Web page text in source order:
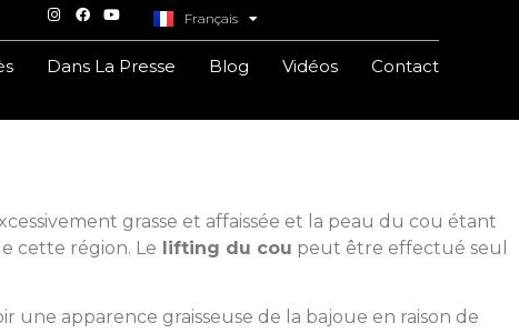
Français
Italiano
Dans La Presse Blog Vidéos Contact
grasse et affaissée et la peau du cou étant
cette région. Le lifting du cou peut être effectué seul
une apparence graisseuse de la bajoue en raison de